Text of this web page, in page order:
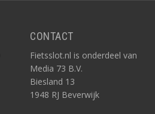
CONTACT
Fietsslot.nl is onderdeel van
Media 73 B.V.
Biesland 13
1948 RJ Beverwijk